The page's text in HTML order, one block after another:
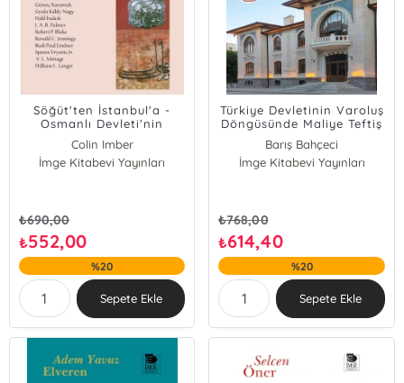
Söğüt'ten İstanbul'a -
Osmanlı Devleti'nin
Kuruluşu Üzerine
Tartışmalar
Colin Imber
Elizabeth A. Zachariadou
Rudi Paul Lindner
Friedrich Giese
Gümeç Karamuk
Gyula Káldy-Nagy
J. A. B. Palmer
Robert P. Blake
Speros Vryonis Jr.
Victor Louis Ménage
William L. Langer
İmge Kitabevi Yayınları
₺690,00
₺552,00
%20
Sepete Ekle
Türkiye Devletinin Varoluş
Döngüsünde Maliye Teftiş
Kurulu 1879 - 2011
Barış Bahçeci
İmge Kitabevi Yayınları
₺768,00
₺614,40
%20
Sepete Ekle